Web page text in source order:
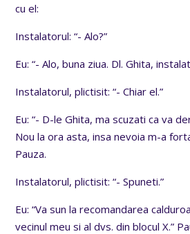
cu el:
Instalatorul: “- Alo?”
Eu: “- Alo, buna ziua. Dl. Ghita,
Instalatorul, plictisit: “- Chiar el.”
Eu: “- D-le Ghita, ma scuzati ca va
Nou la ora asta, insa nevoia m-a
Pauza.
Instalatorul, plictisit: “- Spuneti.”
Eu: “Va sun la recomandarea
vecinul meu si al dvs. din blocul X.”